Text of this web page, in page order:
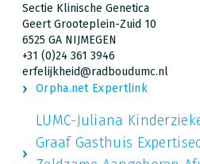
Sectie Klinische Genetica
Geert Grooteplein-Zuid 10
6525 GA NIJMEGEN
+31 (0)24 361 3946
erfelijkheid@radboudumc.nl
Orpha.net Expertlink
LUMC-Juliana
Graaf Gasthuis